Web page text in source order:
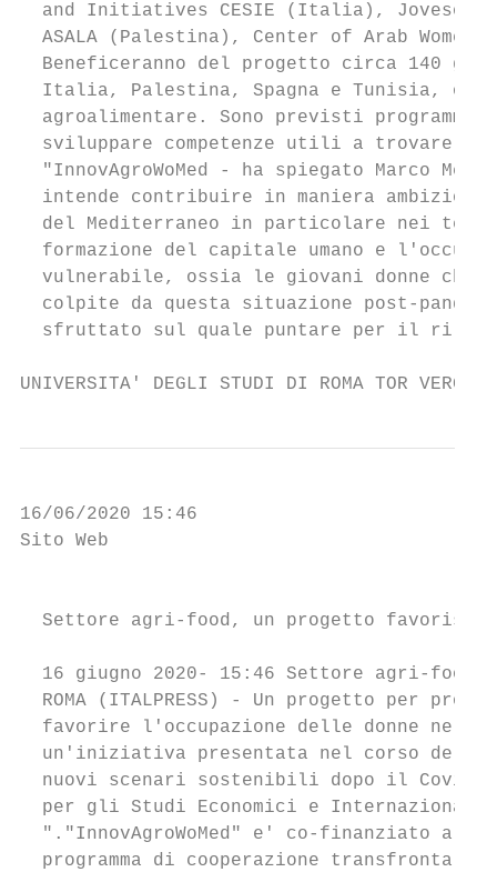
and Initiatives CESIE (Italia),
ASALA (Palestina), Center of Arab Women
Beneficeranno del progetto circa 140
Italia, Palestina, Spagna e Tunisia,
agroalimentare. Sono previsti programmi
sviluppare competenze utili a trovare
"InnovAgroWoMed - ha spiegato Marco
intende contribuire in maniera
del Mediterraneo in particolare nei
formazione del capitale umano e
vulnerabile, ossia le giovani donne che
colpite da questa situazione post-
sfruttato sul quale puntare per il
UNIVERSITA' DEGLI STUDI DI ROMA TOR
16/06/2020 15:46
Sito Web
Settore agri-food, un progetto favorisce
16 giugno 2020- 15:46 Settore agri-
ROMA (ITALPRESS) - Un progetto per
favorire l'occupazione delle donne nel
un'iniziativa presentata nel corso del
nuovi scenari sostenibili dopo il
per gli Studi Economici e
"."InnovAgroWoMed" e' co-finanziato
programma di cooperazione